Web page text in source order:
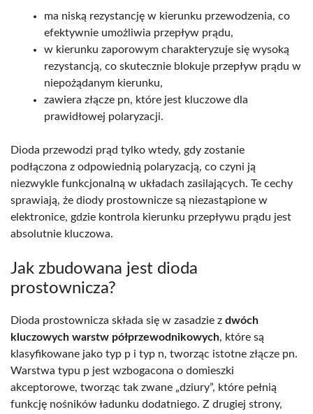
ma niską rezystancję w kierunku przewodzenia, co
efektywnie umożliwia przepływ prądu,
w kierunku zaporowym charakteryzuje się wysoką
rezystancją, co skutecznie blokuje przepływ prądu w
niepożądanym kierunku,
zawiera złącze pn, które jest kluczowe dla
prawidłowej polaryzacji.
Dioda przewodzi prąd tylko wtedy, gdy zostanie
podłączona z odpowiednią polaryzacją, co czyni ją
niezwykle funkcjonalną w układach zasilających. Te cechy
sprawiają, że diody prostownicze są niezastąpione w
elektronice, gdzie kontrola kierunku przepływu prądu jest
absolutnie kluczowa.
Jak zbudowana jest dioda
prostownicza?
Dioda prostownicza składa się w zasadzie z dwóch
kluczowych warstw półprzewodnikowych, które są
klasyfikowane jako typ p i typ n, tworząc istotne złącze pn.
Warstwa typu p jest wzbogacona o domieszki
akceptorowe, tworząc tak zwane „dziury”, które pełnią
funkcję nośników ładunku dodatniego. Z drugiej strony,